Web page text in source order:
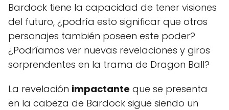
Bardock tiene la capacidad de tener visiones
del futuro, ¿podría esto significar que otros
personajes también poseen este poder?
¿Podríamos ver nuevas revelaciones y giros
sorprendentes en la trama de Dragon Ball?
La revelación impactante que se presenta
en la cabeza de Bardock sigue siendo un